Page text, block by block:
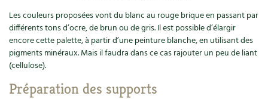
Les 4 saisons
Archives
Les couleurs proposées vont du blanc au rouge brique en passant par
différents tons d’ocre, de brun ou de gris. Il est possible d’élargir
encore cette palette, à partir d’une peinture blanche, en utilisant des
pigments minéraux. Mais il faudra dans ce cas rajouter un peu de liant
(cellulose).
Préparation des supports